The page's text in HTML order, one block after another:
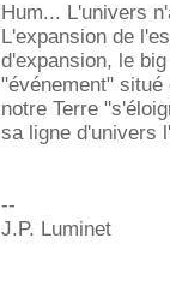
Hum... L'univers
L'expansion de
d'expansion, le
"événement"
notre Terre
sa ligne d'univers
--
J.P. Luminet